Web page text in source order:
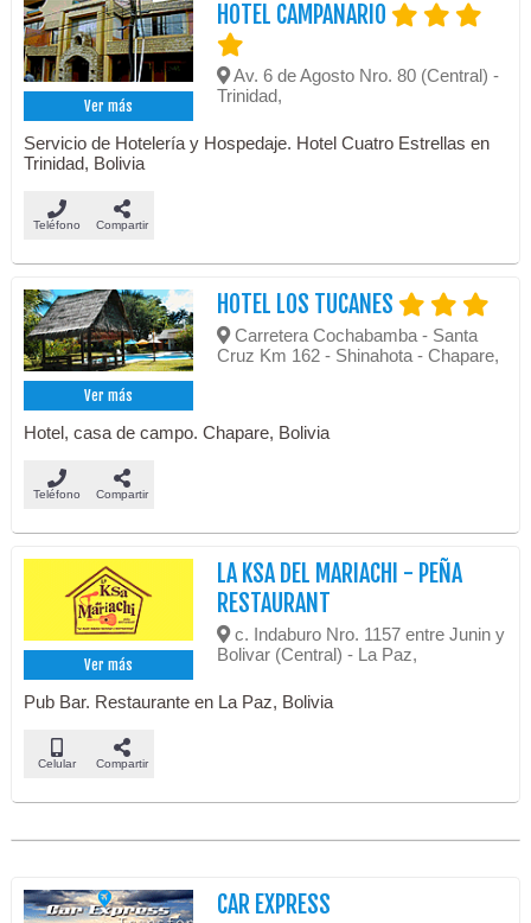
Ver más
HOTEL CAMPANARIO
Av. 6 de Agosto Nro. 80 (Central) -
Trinidad,
Servicio de Hotelería y Hospedaje. Hotel Cuatro Estrellas en
Trinidad, Bolivia
Teléfono Compartir
Ver más
HOTEL LOS TUCANES
Carretera Cochabamba - Santa
Cruz Km 162 - Shinahota - Chapare,
Hotel, casa de campo. Chapare, Bolivia
Teléfono Compartir
Ver más
LA KSA DEL MARIACHI - PEÑA
RESTAURANT
c. Indaburo Nro. 1157 entre Junin y
Bolivar (Central) - La Paz,
Pub Bar. Restaurante en La Paz, Bolivia
Celular Compartir
CAR EXPRESS